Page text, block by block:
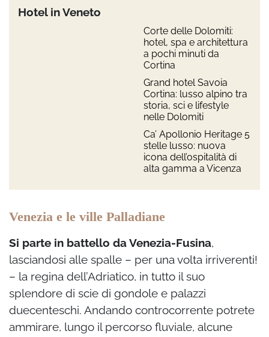
Hotel in Veneto
Corte delle Dolomiti:
hotel, spa e architettura
a pochi minuti da
Cortina
Grand hotel Savoia
Cortina: lusso alpino tra
storia, sci e lifestyle
nelle Dolomiti
Ca’ Apollonio Heritage 5
stelle lusso: nuova
icona dell’ospitalità di
alta gamma a Vicenza
Venezia e le ville Palladiane
Si parte in battello da Venezia-Fusina,
lasciandosi alle spalle – per una volta irriverenti!
– la regina dell’Adriatico, in tutto il suo
splendore di scie di gondole e palazzi
duecenteschi. Andando controcorrente potrete
ammirare, lungo il percorso fluviale, alcune